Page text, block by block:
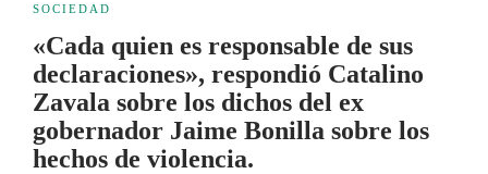
SOCIEDAD
«Cada quien es responsable de sus
declaraciones», respondió Catalino
Zavala sobre los dichos del ex
gobernador Jaime Bonilla sobre los
hechos de violencia.